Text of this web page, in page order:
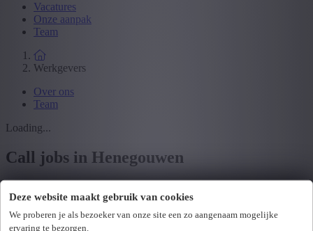
Deze website maakt gebruik van cookies
We proberen je als bezoeker van onze site een zo aangenaam mogelijke
ervaring te bezorgen.
Vacatures
Onze aanpak
Team
Werkgevers
Over ons
Team
Loading...
Call jobs in Henegouwen
Toon filters